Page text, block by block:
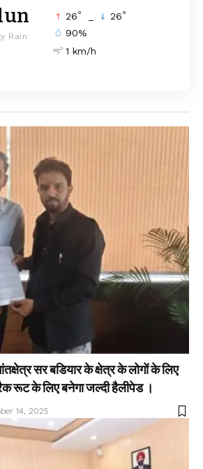
Rain
26° 26°
90%
1 km/h
सर बडियार के क्षेत्र के लोगों के लिए
रूट के लिए बनेगा जल्दी हैलीपेड ।
14, 2025